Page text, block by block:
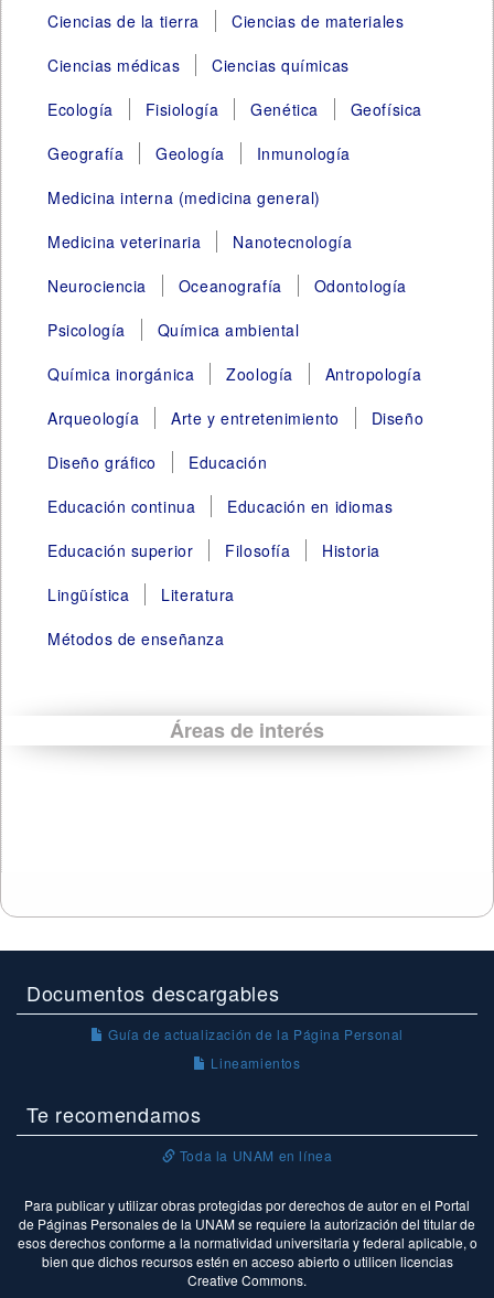
Ciencias de la tierra
Ciencias de materiales
Ciencias médicas
Ciencias químicas
Ecología
Fisiología Genética
Geofísica
Geografía
Geología
Inmunología
Medicina interna (medicina general)
Medicina veterinaria
Nanotecnología
Neurociencia
Oceanografía
Odontología
Psicología
Química ambiental
Química inorgánica
Zoología
Antropología
Arqueología
Arte y entretenimiento
Diseño
Diseño gráfico
Educación
Educación continua
Educación en idiomas
Educación superior
Filosofía
Historia
Lingüística
Literatura
Métodos de enseñanza
Áreas de interés
Documentos descargables
Guía de actualización de la Página Personal
Lineamientos
Te recomendamos
Toda la UNAM en línea
Para publicar y utilizar obras protegidas por derechos de autor en el Portal
de Páginas Personales de la UNAM se requiere la autorización del titular de
esos derechos conforme a la normatividad universitaria y federal aplicable, o
bien que dichos recursos estén en acceso abierto o utilicen licencias
Creative Commons.